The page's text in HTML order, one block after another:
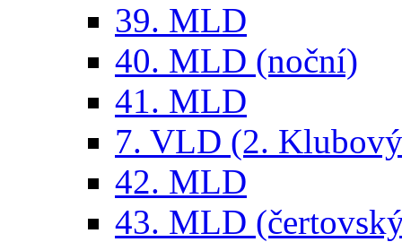
39. MLD
40. MLD (noční)
41. MLD
7. VLD (2.
42. MLD
43. MLD